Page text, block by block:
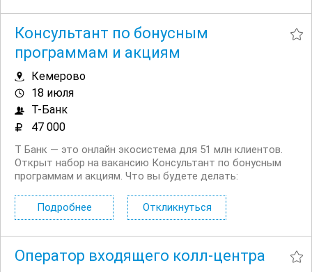
Консультант по бонусным
программам и акциям
Кемерово
18 июля
Т-Банк
47 000
Т Банк — это онлайн экосистема для 51 млн клиентов.
Открыт набор на вакансию Консультант по бонусным
программам и акциям. Что вы будете делать:
использования кэшбэка, бонусов и участия в акциях
Помогать разобраться в условиях...
Подробнее Откликнуться
Оператор входящего колл-центра